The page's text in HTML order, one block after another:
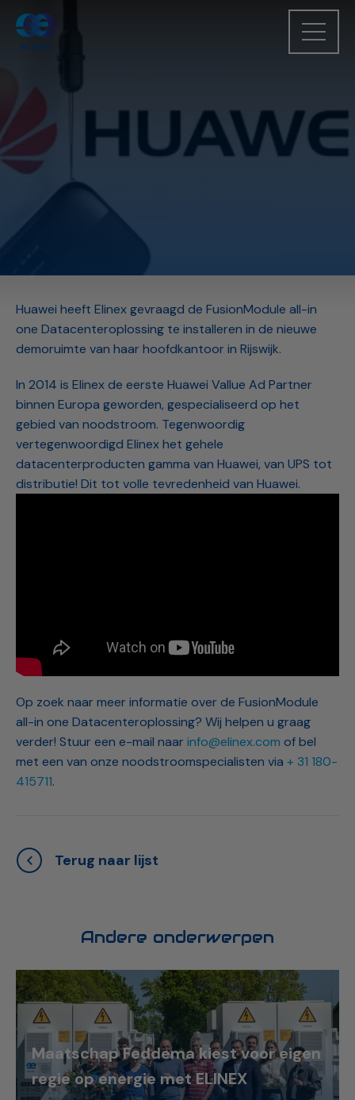
Huawei heeft Elinex gevraagd de FusionModule all-in
one Datacenteroplossing te installeren in de nieuwe
demoruimte van haar hoofdkantoor in Rijswijk.
In 2014 is Elinex de eerste Huawei Vallue Ad Partner
binnen Europa geworden, gespecialiseerd op het
gebied van noodstroom. Tegenwoordig
vertegenwoordigd Elinex het gehele
datacenterproducten gamma van Huawei, van UPS tot
distributie! Dit tot volle tevredenheid van Huawei.
Op zoek naar meer informatie over de FusionModule
all-in one Datacenteroplossing? Wij helpen u graag
verder! Stuur een e-mail naarinfo@elinex.com of bel
met een van onze noodstroomspecialisten via + 31 180-
415711.
Terug naar lijst
Andere onderwerpen
Maatschap Feddema kiest voor eigen
regie op energie met ELINEX